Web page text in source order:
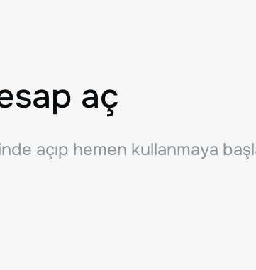
aç
açıp hemen kullanmaya